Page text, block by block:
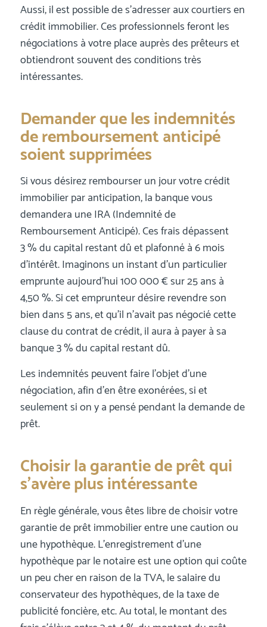
Aussi, il est possible de s’adresser aux courtiers en
crédit immobilier. Ces professionnels feront les
négociations à votre place auprès des prêteurs et
obtiendront souvent des conditions très
intéressantes.
Demander que les indemnités
de remboursement anticipé
soient supprimées
Si vous désirez rembourser un jour votre crédit
immobilier par anticipation, la banque vous
demandera une IRA (Indemnité de
Remboursement Anticipé). Ces frais dépassent
3 % du capital restant dû et plafonné à 6 mois
d’intérêt. Imaginons un instant d’un particulier
emprunte aujourd’hui 100 000 € sur 25 ans à
4,50 %. Si cet emprunteur désire revendre son
bien dans 5 ans, et qu’il n’avait pas négocié cette
clause du contrat de crédit, il aura à payer à sa
banque 3 % du capital restant dû.
Les indemnités peuvent faire l’objet d’une
négociation, afin d’en être exonérées, si et
seulement si on y a pensé pendant la demande de
prêt.
Choisir la garantie de prêt qui
s’avère plus intéressante
En règle générale, vous êtes libre de choisir votre
garantie de prêt immobilier entre une caution ou
une hypothèque. L’enregistrement d’une
hypothèque par le notaire est une option qui coûte
un peu cher en raison de la TVA, le salaire du
conservateur des hypothèques, de la taxe de
publicité foncière, etc. Au total, le montant des